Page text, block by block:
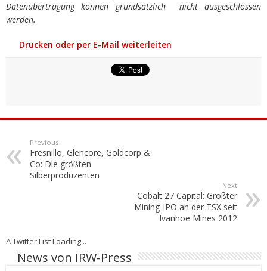
Datenübertragung können grundsätzlich nicht ausgeschlossen
werden.
Drucken oder per E-Mail weiterleiten
Previous
Fresnillo, Glencore, Goldcorp &
Co: Die größten
Silberproduzenten
Next
Cobalt 27 Capital: Größter
Mining-IPO an der TSX seit
Ivanhoe Mines 2012
A Twitter List Loading...
News von IRW-Press